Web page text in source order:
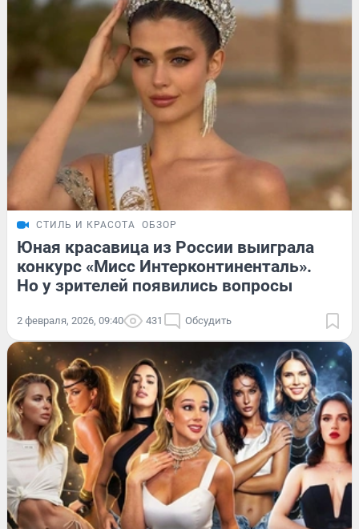
СТИЛЬ И КРАСОТА ОБЗОР
Юная красавица из России выиграла
конкурс «Мисс Интерконтиненталь».
Но у зрителей появились вопросы
2 февраля, 2026, 09:40 431 Обсудить